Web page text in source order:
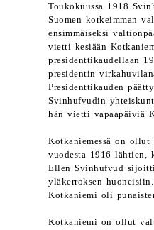
Toukokuussa 1918
Suomen korkeimman
ensimmäiseksi
vietti kesiään
presidenttikaudellaan
presidentin
Presidenttikauden
Svinhufvudin
hän vietti vapaapäiviä
Kotkaniemessä on ollut
vuodesta 1916 lähtien,
Ellen Svinhufvud
yläkerroksen
Kotkaniemi oli
Kotkaniemi on ollut